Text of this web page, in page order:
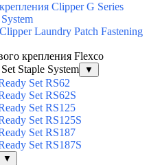
Clipper G Series
Laundry Patch Fastening
крепления Flexco
Staple System
▼
Set RS62
Set RS62S
Set RS125
Set RS125S
Set RS187
Set RS187S
▼